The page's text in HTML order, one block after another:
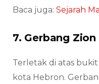
Baca juga: Sejarah
7. Gerbang Zion
Terletak di atas
kota Hebron.